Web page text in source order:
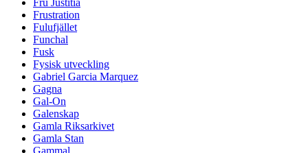
Frustration
Fulufjället
Funchal
Fusk
Fysisk utveckling
Gabriel Garcia Marquez
Gagna
Gal-On
Galenskap
Gamla Riksarkivet
Gamla Stan
Gammal